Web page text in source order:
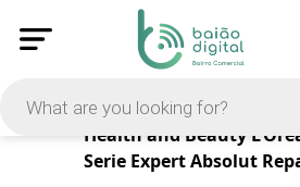
Products
Health and Beauty
Serie Expert Absolut